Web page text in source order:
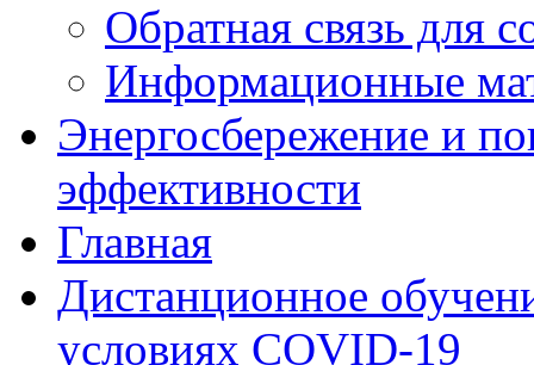
Обратная связь для
Информационные
Энергосбережение и
эффективности
Главная
Дистанционное
условиях COVID-19